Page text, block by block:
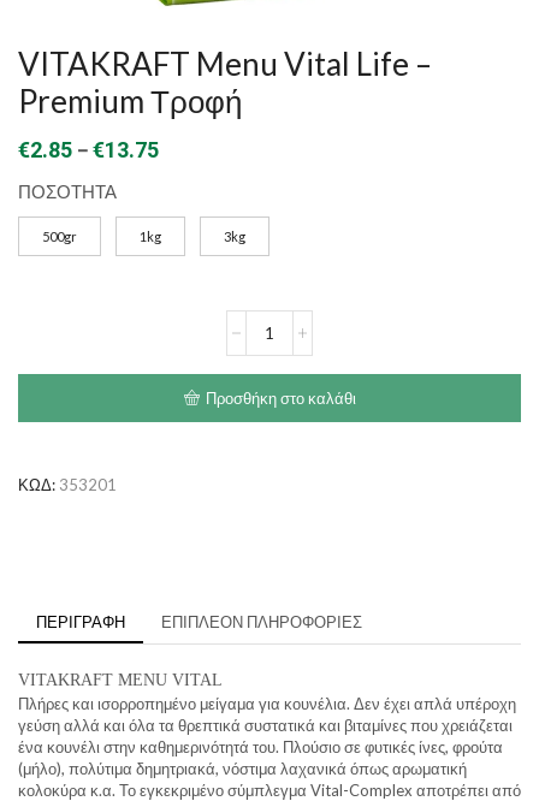
VITAKRAFT Menu Vital Life –
Premium Τροφή
€2.85 –€13.75Price
€2.85
through
ΠΟΣΟΤΗΤΑ
500gr 1kg 3kg
-
Premium
Προσθήκη στο καλάθι
ΚΩΔ: 353201
ΠΕΡΙΓΡΑΦΉ ΕΠΙΠΛΈΟΝ ΠΛΗΡΟΦΟΡΊΕΣ
VITAKRAFT MENU VITAL
Πλήρες και ισορροπημένο μείγαμα για κουνέλια. Δεν έχει απλά υπέροχη
γεύση αλλά και όλα τα θρεπτικά συστατικά και βιταμίνες που χρειάζεται
ένα κουνέλι στην καθημερινότητά του. Πλούσιο σε φυτικές ίνες, φρούτα
(μήλο), πολύτιμα δημητριακά, νόστιμα λαχανικά όπως αρωματική
κολοκύρα κ.α. Το εγκεκριμένο σύμπλεγμα Vital-Complex αποτρέπει από